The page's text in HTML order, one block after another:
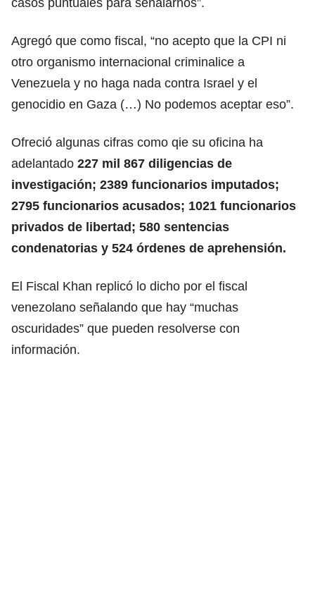
Agregó que como fiscal, “no acepto que la CPI ni
otro organismo internacional criminalice a
Venezuela y no haga nada contra Israel y el
genocidio en Gaza (…) No podemos aceptar eso”.
Ofreció algunas cifras como qie su oficina ha
adelantado 227 mil 867 diligencias de
investigación; 2389 funcionarios imputados;
2795 funcionarios acusados; 1021 funcionarios
privados de libertad; 580 sentencias
condenatorias y 524 órdenes de aprehensión.
El Fiscal Khan replicó lo dicho por el fiscal
venezolano señalando que hay “muchas
oscuridades” que pueden resolverse con
información.